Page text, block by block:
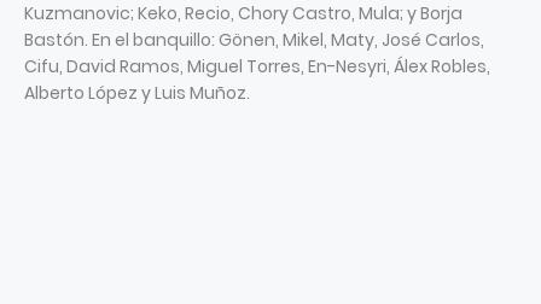
Kuzmanovic; Keko, Recio, Chory Castro, Mula; y Borja
Bastón. En el banquillo: Gönen, Mikel, Maty, José Carlos,
Cifu, David Ramos, Miguel Torres, En-Nesyri, Álex Robles,
Alberto López y Luis Muñoz.